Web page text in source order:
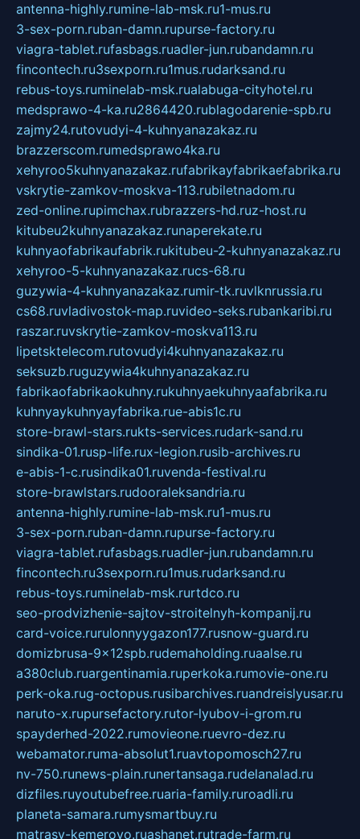
antenna-highly.rumine-lab-msk.ru1-mus.ru
3-sex-porn.ruban-damn.rupurse-factory.ru
viagra-tablet.rufasbags.ruadler-jun.rubandamn.ru
fincontech.ru3sexporn.ru1mus.rudarksand.ru
rebus-toys.ruminelab-msk.rualabuga-cityhotel.ru
medsprawo-4-ka.ru2864420.rublagodarenie-spb.ru
zajmy24.rutovudyi-4-kuhnyanazakaz.ru
brazzerscom.rumedsprawo4ka.ru
xehyroo5kuhnyanazakaz.rufabrikayfabrikaefabrika.ru
vskrytie-zamkov-moskva-113.rubiletnadom.ru
zed-online.rupimchax.rubrazzers-hd.ruz-host.ru
kitubeu2kuhnyanazakaz.runaperekate.ru
kuhnyaofabrikaufabrik.rukitubeu-2-kuhnyanazakaz.ru
xehyroo-5-kuhnyanazakaz.rucs-68.ru
guzywia-4-kuhnyanazakaz.rumir-tk.ruvlknrussia.ru
cs68.ruvladivostok-map.ruvideo-seks.rubankaribi.ru
raszar.ruvskrytie-zamkov-moskva113.ru
lipetsktelecom.rutovudyi4kuhnyanazakaz.ru
seksuzb.ruguzywia4kuhnyanazakaz.ru
fabrikaofabrikaokuhny.rukuhnyaekuhnyaafabrika.ru
kuhnyaykuhnyayfabrika.rue-abis1c.ru
store-brawl-stars.rukts-services.rudark-sand.ru
sindika-01.rusp-life.rux-legion.rusib-archives.ru
e-abis-1-c.rusindika01.ruvenda-festival.ru
store-brawlstars.rudooraleksandria.ru
antenna-highly.rumine-lab-msk.ru1-mus.ru
3-sex-porn.ruban-damn.rupurse-factory.ru
viagra-tablet.rufasbags.ruadler-jun.rubandamn.ru
fincontech.ru3sexporn.ru1mus.rudarksand.ru
rebus-toys.ruminelab-msk.rurtdco.ru
seo-prodvizhenie-sajtov-stroitelnyh-kompanij.ru
card-voice.rurulonnyygazon177.rusnow-guard.ru
domizbrusa-9x12spb.rudemaholding.ruaalse.ru
a380club.ruargentinamia.ruperkoka.rumovie-one.ru
perk-oka.rug-octopus.rusibarchives.ruandreislyusar.ru
naruto-x.rupursefactory.rutor-lyubov-i-grom.ru
spayderhed-2022.rumovieone.ruevro-dez.ru
webamator.ruma-absolut1.ruavtopomosch27.ru
nv-750.runews-plain.runertansaga.rudelanalad.ru
dizfiles.ruyoutubefree.ruaria-family.ruroadli.ru
planeta-samara.rumysmartbuy.ru
matrasy-kemerovo.ruashanet.rutrade-farm.ru